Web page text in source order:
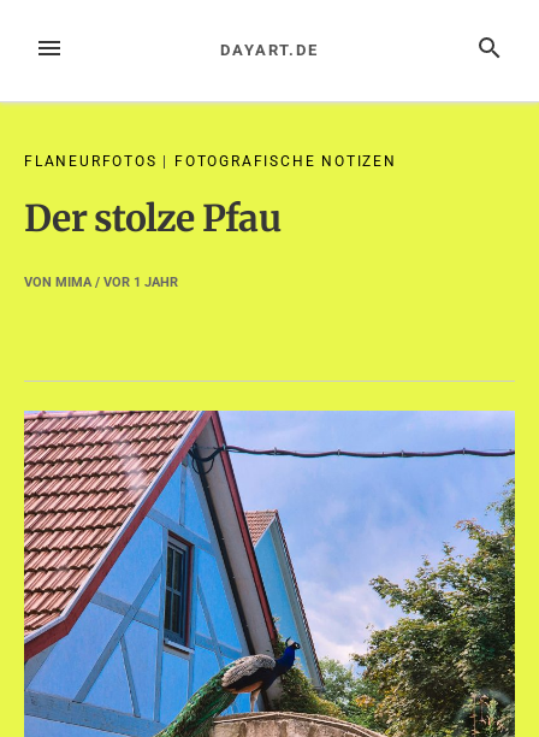
InhaltMENÜ SUCHE
DAYART.DE
FLANEURFOTOS FOTOGRAFISCHE NOTIZEN
Der stolze Pfau
VON MIMA/ VOR 1 JAHR